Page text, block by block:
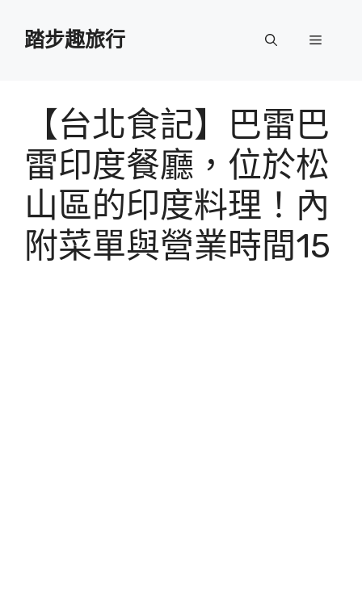
踏步趣旅行 選
【台北食記】巴雷巴
雷印度餐廳，位於松
山區的印度料理！內
附菜單與營業時間15